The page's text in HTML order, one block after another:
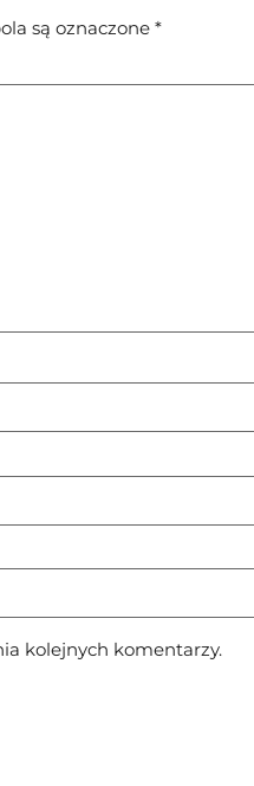
są oznaczone *
kolejnych komentarzy.